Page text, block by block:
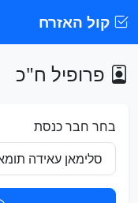
קול האזרח
פרופיל ח"כ
בחר חבר כנסת